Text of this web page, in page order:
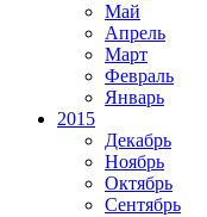
Май
Апрель
Март
Февраль
Январь
2015
Декабрь
Ноябрь
Октябрь
Сентябрь